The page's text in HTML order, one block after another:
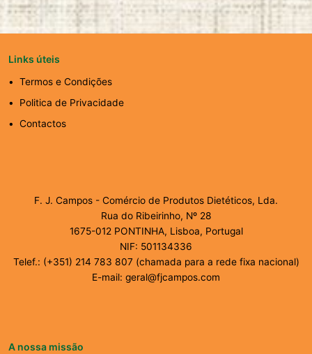
Links úteis
Termos e Condições
Politica de Privacidade
Contactos
F. J. Campos - Comércio de Produtos Dietéticos, Lda.
Rua do Ribeirinho, Nº 28
1675-012 PONTINHA, Lisboa, Portugal
NIF: 501134336
Telef.: (+351) 214 783 807 (chamada para a rede fixa nacional)
E-mail: geral@fjcampos.com
A nossa missão